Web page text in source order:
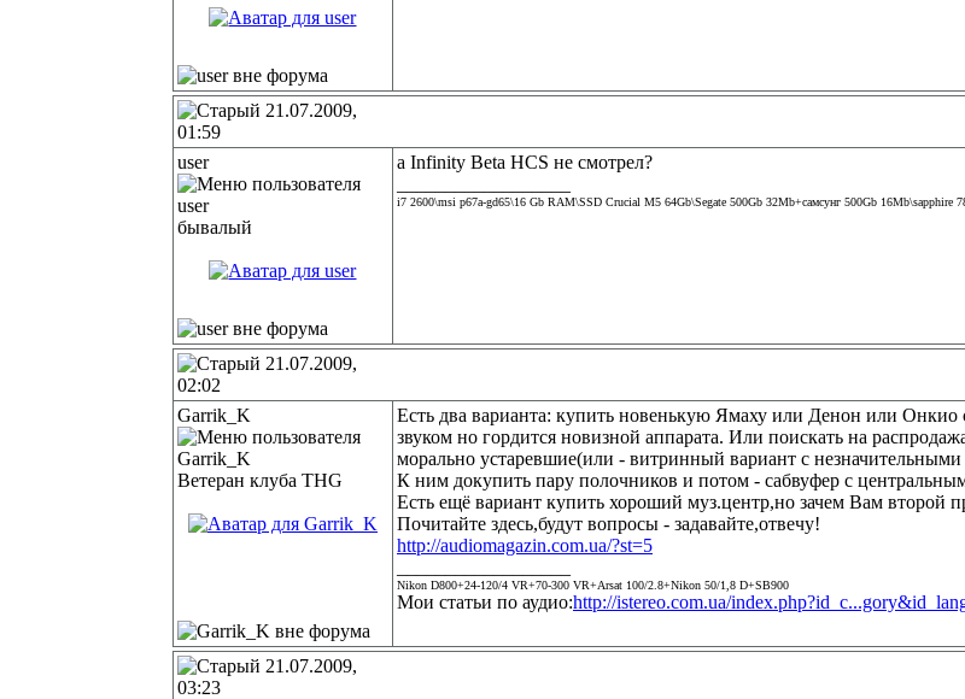
21.07.2009,
01:59
user
бывалый
а Infinity Beta HCS не смотрел?
i7 2600\msi p67a-gd65\16 Gb RAM\SSD Crucial M5 64Gb\Segate 500Gb 32Mb+самсунг 500Gb 16Mb\sapphire
21.07.2009,
02:02
Garrik_K
Ветеран клуба THG
Есть два варианта: купить новенькую Ямаху или Денон или Онкио
звуком но гордится новизной аппарата. Или поискать на
морально устаревшие(или - витринный вариант с
К ним докупить пару полочников и потом - сабвуфер с
Есть ещё вариант купить хороший муз.центр,но зачем Вам второй
Почитайте здесь,будут вопросы - задавайте,отвечу!
http://audiomagazin.com.ua/?st=5
Nikon D800+24-120/4 VR+70-300 VR+Arsat 100/2.8+Nikon 50/1,8 D+SB900
Мои статьи по аудио:http://istereo.com.ua/
21.07.2009,
03:23